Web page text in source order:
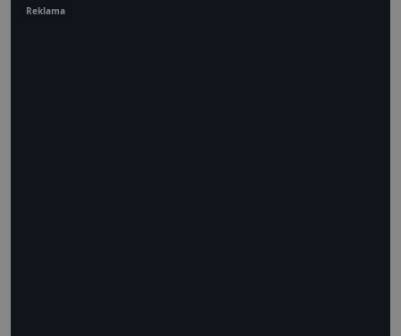
Reklama